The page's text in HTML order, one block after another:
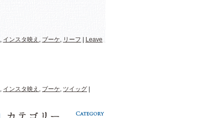
, インスタ映え , ブーケ, リーフ
Leave
, インスタ映え , ブーケ, ツイッグ